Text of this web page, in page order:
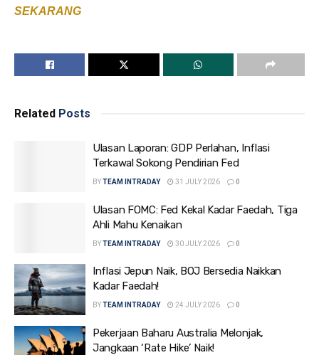
SEKARANG
Related Posts
Ulasan Laporan: GDP Perlahan, Inflasi
Terkawal Sokong Pendirian Fed
BY TEAM INTRADAY 31 JULY 2026 0
Ulasan FOMC: Fed Kekal Kadar Faedah, Tiga
Ahli Mahu Kenaikan
BYTEAM INTRADAY 30 JULY 2026 0
Inflasi Jepun Naik, BOJ Bersedia Naikkan
Kadar Faedah!
BY TEAM INTRADAY 24 JULY 2026 0
Pekerjaan Baharu Australia Melonjak,
Jangkaan ‘Rate Hike’ Naik!